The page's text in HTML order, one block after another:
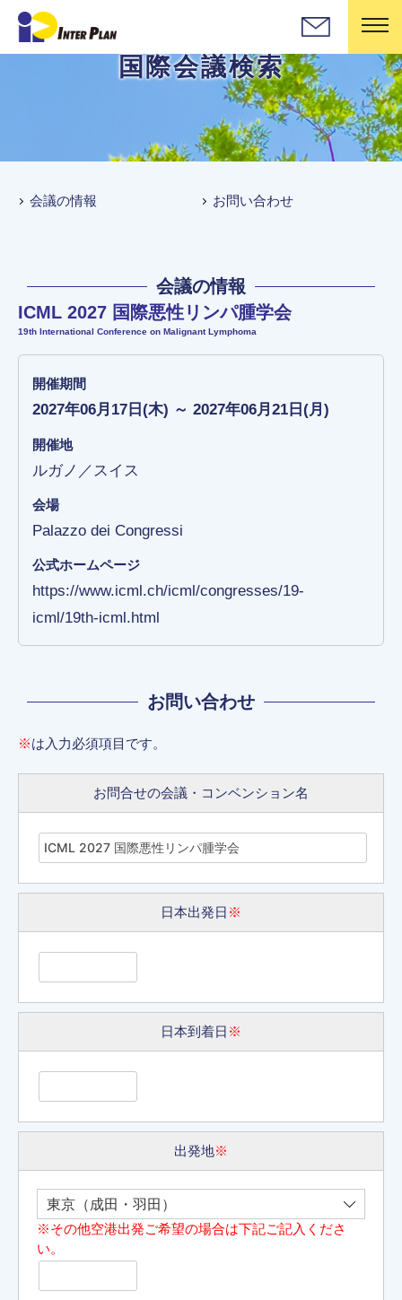
国際会議検索
会議の情報 お問い合わせ
会議の情報
ICML 2027 国際悪性リンパ腫学会
19th International Conference on Malignant Lymphoma
開催期間
2027年06月17日(木) ～ 2027年06月21日(月)
開催地
ルガノ／スイス
会場
Palazzo dei Congressi
公式ホームページ
https://www.icml.ch/icml/congresses/19-
icml/19th-icml.html
お問い合わせ
※は入力必須項目です。
お問合せの会議・コンベンション名
日本出発日 ※
日本到着日 ※
出発地※
※その他空港出発ご希望の場合は下記ご記入くださ
い。